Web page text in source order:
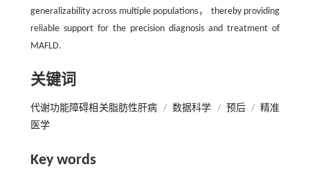
generalizability across multiple populations， thereby providing
reliable support for the precision diagnosis and treatment of
MAFLD.
关键词
代谢功能障碍相关脂肪性肝病 / 数据科学 / 预后 / 精准
医学
Key words